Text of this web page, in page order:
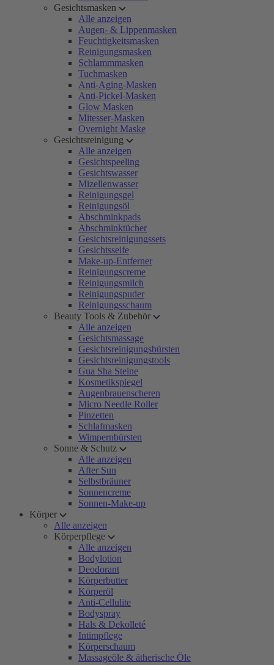
Gesichtsmasken
Alle anzeigen
Augen- & Lippenmasken
Feuchtigkeitsmasken
Reinigungsmasken
Schlammmasken
Tuchmasken
Anti-Aging-Masken
Anti-Pickel-Masken
Glow Masken
Mitesser-Masken
Overnight Maske
Gesichtsreinigung
Alle anzeigen
Gesichtspeeling
Gesichtswasser
Mizellenwasser
Reinigungsgel
Reinigungsöl
Abschminkpads
Abschminktücher
Gesichtsreinigungssets
Gesichtsseife
Make-up-Entferner
Reinigungscreme
Reinigungsmilch
Reinigungspuder
Reinigungsschaum
Beauty Tools & Zubehör
Alle anzeigen
Gesichtsmassage
Gesichtsreinigungsbürsten
Gesichtsreinigungstools
Gua Sha Steine
Kosmetikspiegel
Augenbrauenscheren
Micro Needle Roller
Pinzetten
Schlafmasken
Wimpernbürsten
Sonne & Schutz
Alle anzeigen
After Sun
Selbstbräuner
Sonnencreme
Sonnen-Make-up
Körper
Alle anzeigen
Körperpflege
Alle anzeigen
Bodylotion
Deodorant
Körperbutter
Körperöl
Anti-Cellulite
Bodyspray
Hals & Dekolleté
Intimpflege
Körperschaum
Massageöle & ätherische Öle